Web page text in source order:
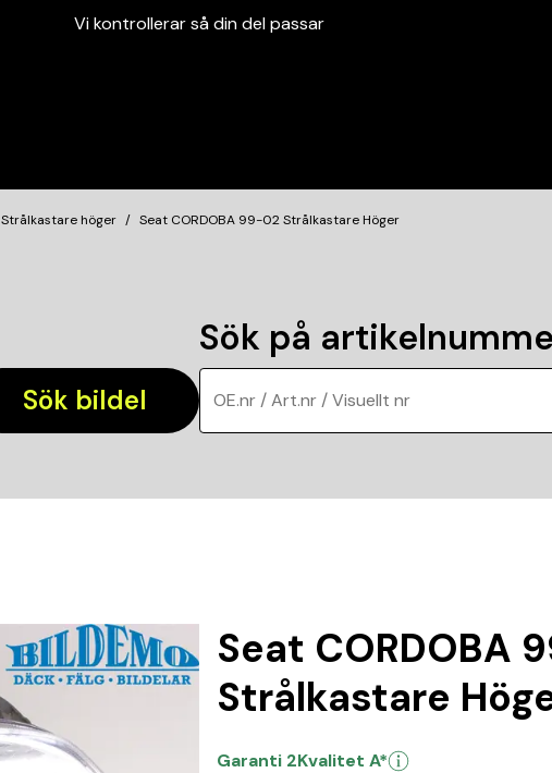
Vi kontrollerar så din del passar
Strålkastare höger Seat CORDOBA 99-02 Strålkastare Höger
Sök bildel
Sök på
OE.nr / Art.nr / Visuellt nr
Seat CORDOBA
Strålkastare
Garanti 2Kvalitet A*